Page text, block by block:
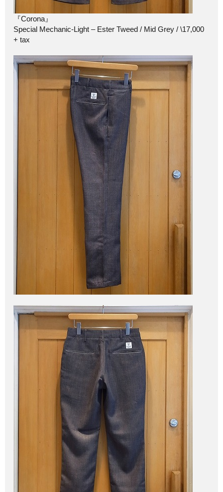
『Corona』
Special Mechanic-Light – Ester Tweed / Mid Grey / \17,000
+ tax